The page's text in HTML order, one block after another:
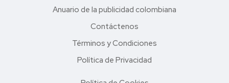
Anuario de la publicidad colombiana
Contáctenos
Términos y Condiciones
Política de Privacidad